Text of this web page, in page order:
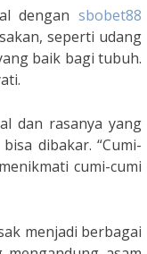
dengan sbobet88
seperti udang
baik bagi tubuh.
dan rasanya yang
dibakar. “Cumi-
cumi-cumi
menjadi berbagai